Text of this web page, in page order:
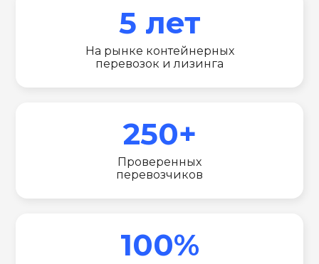
5 лет
На рынке контейнерных
перевозок и лизинга
250+
Проверенных
перевозчиков
100%